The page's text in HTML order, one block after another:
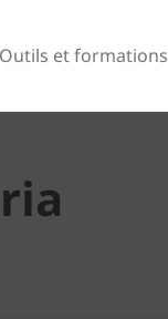
Outils et formations